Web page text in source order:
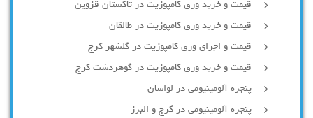
قیمت و خرید ورق کامپوزیت در تاکستان قزوین
قیمت و خرید ورق کامپوزیت در طالقان
قیمت و اجرای ورق کامپوزیت در گلشهر کرج
قیمت و خرید ورق کامپوزیت در گوهردشت کرج
پنجره آلومینیومی در لواسان
پنجره آلومینیومی در کرج و البرز